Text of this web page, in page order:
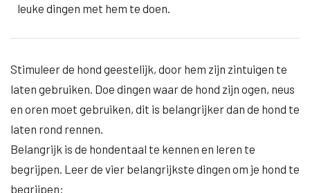
leuke dingen met hem te doen.
Stimuleer de hond geestelijk, door hem zijn zintuigen te
laten gebruiken. Doe dingen waar de hond zijn ogen, neus
en oren moet gebruiken, dit is belangrijker dan de hond te
laten rond rennen.
Belangrijk is de hondentaal te kennen en leren te
begrijpen. Leer de vier belangrijkste dingen om je hond te
begrijpen: